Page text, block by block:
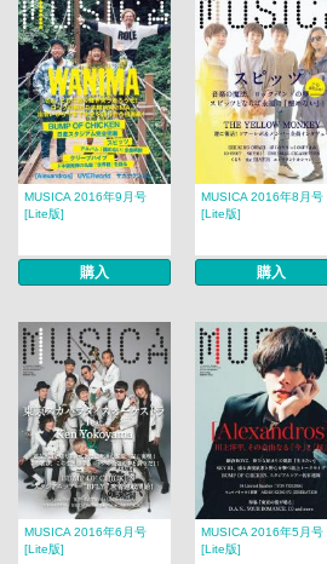
MUSICA 2016年9月号
[Lite版]
購入
MUSICA 2016年8月号
[Lite版]
購入
MUSICA 2016年6月号
[Lite版]
MUSICA 2016年5月号
[Lite版]